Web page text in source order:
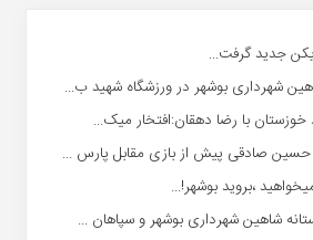
جدید گرفت...
شهردارى بوشهر در ورزشگاه شهید ب...
خوزستان با رضا دهقان:افتخار میک...
حسین صادقی پیش از بازی مقابل پارس ...
،بروید بوشهر!...
شاهین شهردارى بوشهر و سپاهان ...